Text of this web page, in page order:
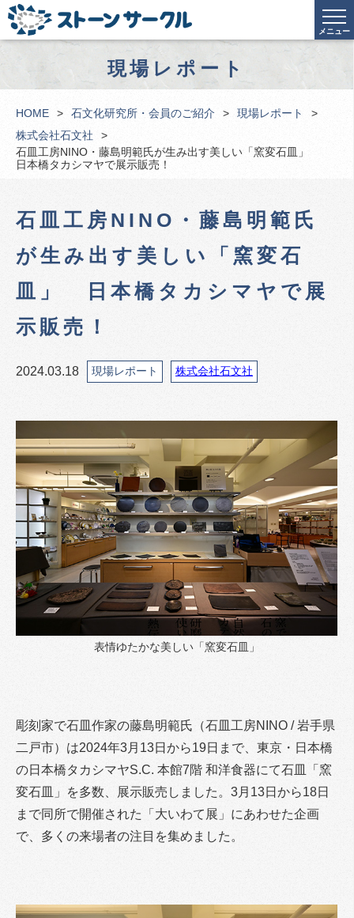
メニュー
現場レポート
HOME 石文化研究所・会員のご紹介
現場レポート
株式会社石文社
石皿工房NINO・藤島明範氏が生み出す美しい「窯変石皿」
日本橋タカシマヤで展示販売！
石皿工房NINO・藤島明範氏
が生み出す美しい「窯変石
皿」 日本橋タカシマヤで展
示販売！
2024.03.18 現場レポート 株式会社石文社
表情ゆたかな美しい「窯変石皿」
彫刻家で石皿作家の藤島明範氏（石皿工房NINO / 岩手県
二戸市）は2024年3月13日から19日まで、東京・日本橋
の日本橋タカシマヤS.C. 本館7階 和洋食器にて石皿「窯
変石皿」を多数、展示販売しました。3月13日から18日
まで同所で開催された「大いわて展」にあわせた企画
で、多くの来場者の注目を集めました。